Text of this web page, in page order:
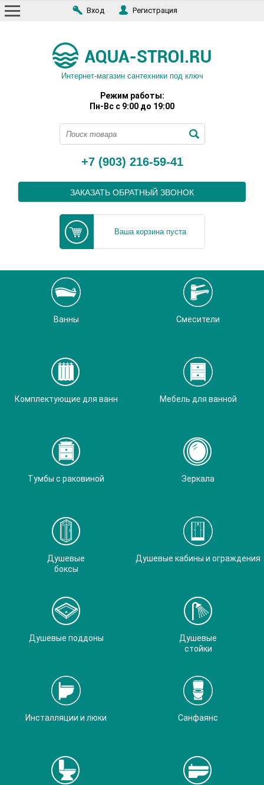
Вход Регистрация
Интернет-магазин сантехники под ключ
Режим работы:
Пн-Вс с 9:00 до 19:00
+7 (903) 216-59-41
ЗАКАЗАТЬ ОБРАТНЫЙ ЗВОНОК
Ваша корзина пуста
Ванны Смесители
Комплектующие для ванн Мебель для ванной
Тумбы с раковиной Зеркала
Душевые
боксы
Душевые кабины и ограждения
Душевые поддоны
Душевые
стойки
Инсталляции и люки Санфаянс